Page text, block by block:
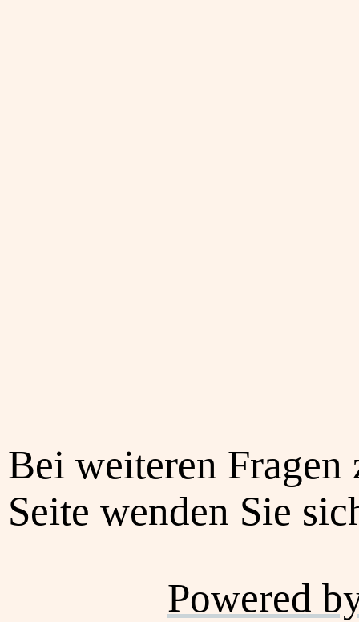
Bei weiteren Fragen
Seite wenden Sie
Powered